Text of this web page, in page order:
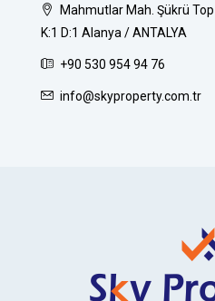
Mahmutlar Mah. Şükrü
K:1 D:1 Alanya / ANTALYA
+90 530 954 94 76
info@skyproperty.com.tr